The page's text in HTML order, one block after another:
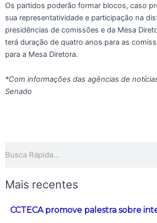
Os partidos poderão formar blocos, caso
sua representatividade e participação na
presidências de comissões e da Mesa
terá duração de quatro anos para as
para a Mesa Diretora.
*Com informações das agências de
Senado
Mais recentes
CCTECA promove palestra sobre